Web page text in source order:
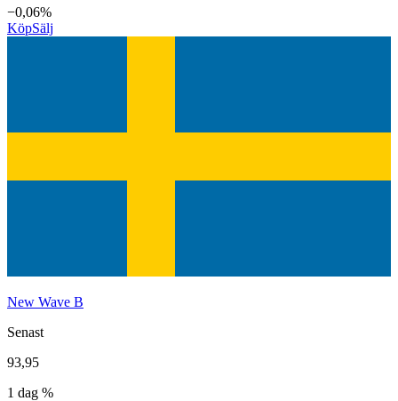
−0,06%
KöpSälj
New Wave B
Senast
93,95
1 dag %